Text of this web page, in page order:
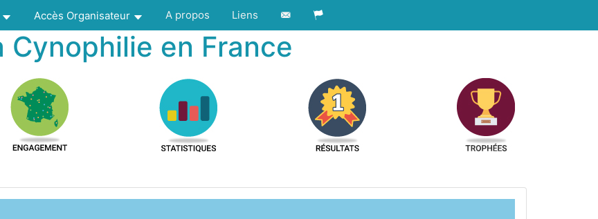
Accès Organisateur A propos Liens
Cynophilie en France